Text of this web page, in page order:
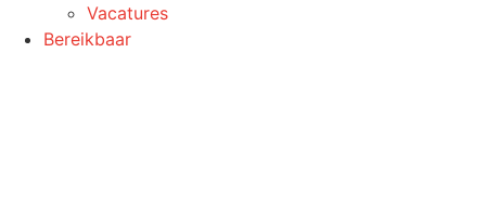
Vacatures
Bereikbaar